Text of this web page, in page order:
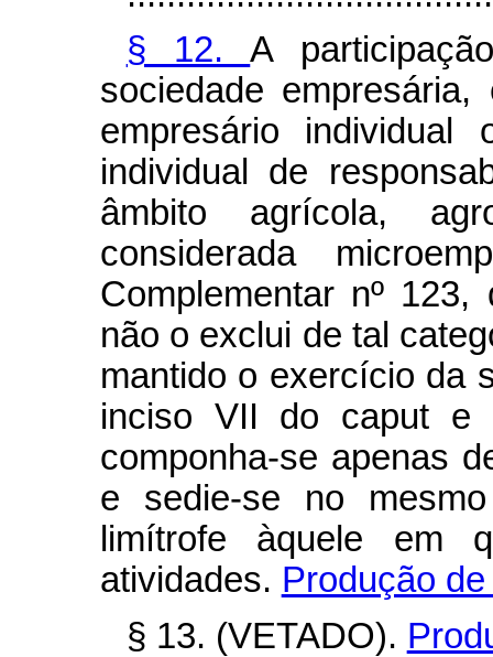
§ 12.A
sociedade
empresário
individual de
âmbito agrícola,
considerada
Complementar nº
não o exclui de tal
mantido o exercício da
inciso VII do caput e
componha-se apenas
e sedie-se no
limítrofe àquele em
atividades. Produção
§ 13. (VETADO).